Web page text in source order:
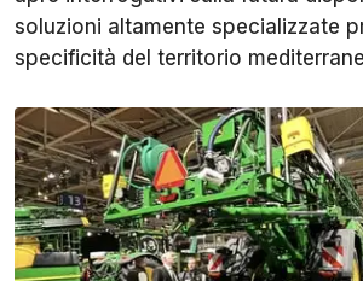
soluzioni altamente specializzate
specificità del territorio